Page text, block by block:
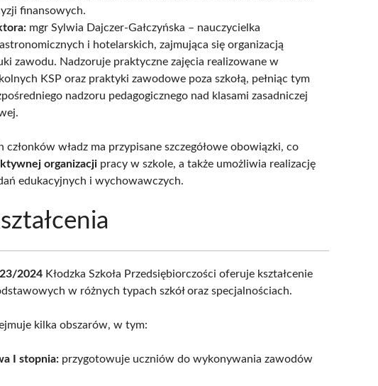
finansowych.
mgr Sylwia Dajczer-Gałczyńska – nauczycielka
i hotelarskich, zajmująca się organizacją
zawodu. Nadzoruje praktyczne zajęcia realizowane w
KSP oraz praktyki zawodowe poza szkołą, pełniąc tym
nadzoru pedagogicznego nad klasami zasadniczej
członków władz ma przypisane szczegółowe obowiązki, co
organizacji pracy w szkole, a także umożliwia realizację
edukacyjnych i wychowawczych.
2024 Kłodzka Szkoła Przedsiębiorczości oferuje kształcenie
w różnych typach szkół oraz specjalnościach.
kilka obszarów, w tym:
I stopnia: przygotowuje uczniów do wykonywania zawodów